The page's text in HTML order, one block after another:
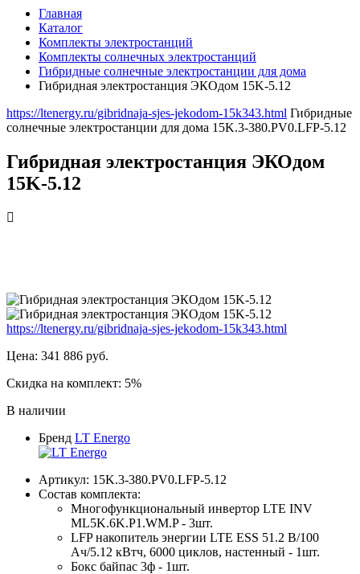
Главная
Каталог
Комплекты электростанций
Комплекты солнечных электростанций
Гибридные солнечные электростанции для дома
Гибридная электростанция ЭКОдом 15K-5.12
https://ltenergy.ru/gibridnaja-sjes-jekodom-15k343.html Гибридные
солнечные электростанции для дома 15K.3-380.PV0.LFP-5.12
Гибридная электростанция ЭКОдом
15K-5.12
https://ltenergy.ru/gibridnaja-sjes-jekodom-15k343.html
Цена: 341 886 руб.
Скидка на комплект: 5%
В наличии
Бренд LT Energo
Артикул: 15K.3-380.PV0.LFP-5.12
Состав комплекта:
Многофункциональный инвертор LTE INV
ML5K.6K.P1.WM.P - 3шт.
LFP накопитель энергии LTE ESS 51.2 В/100
Ач/5.12 кВтч, 6000 циклов, настенный - 1шт.
Бокс байпас 3ф - 1шт.